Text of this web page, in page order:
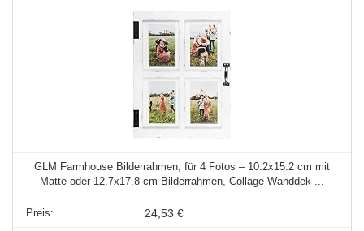
GLM Farmhouse Bilderrahmen, für 4 Fotos – 10.2x15.2 cm mit
Matte oder 12.7x17.8 cm Bilderrahmen, Collage Wanddek ...
24,53 €